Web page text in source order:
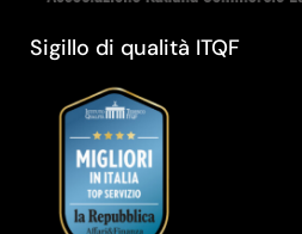
Sigillo di qualità ITQF